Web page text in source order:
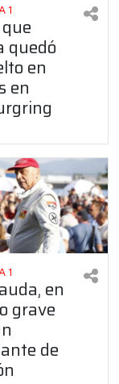
1
quedó
en
en
1
en
grave
de